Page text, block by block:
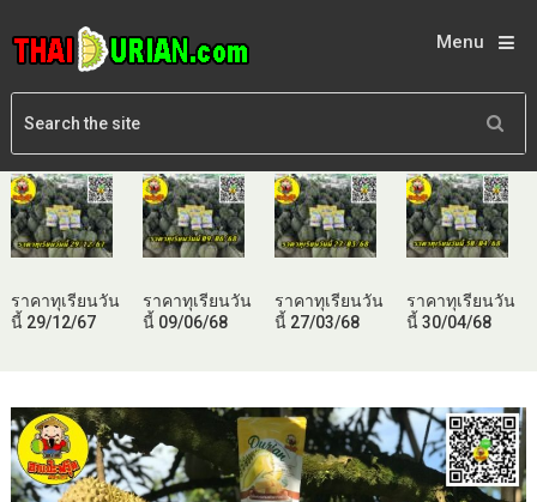
Menu
ราคาทุเรียนวัน
นี้ 29/12/67
ราคาทุเรียนวัน
นี้ 09/06/68
ราคาทุเรียนวัน
นี้ 27/03/68
ราคาทุเรียนวัน
นี้ 30/04/68